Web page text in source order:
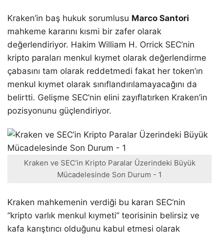
Kraken’in baş hukuk sorumlusu Marco Santori
mahkeme kararını kısmi bir zafer olarak
değerlendiriyor. Hakim William H. Orrick SEC’nin
kripto paraları menkul kıymet olarak değerlendirme
çabasını tam olarak reddetmedi fakat her token’ın
menkul kıymet olarak sınıflandırılamayacağını da
belirtti. Gelişme SEC’nin elini zayıflatırken Kraken’in
pozisyonunu güçlendiriyor.
Kraken ve SEC’in Kripto Paralar Üzerindeki Büyük
Mücadelesinde Son Durum - 1
Kraken mahkemenin verdiği bu kararı SEC’nin
“kripto varlık menkul kıymeti” teorisinin belirsiz ve
kafa karıştırıcı olduğunu kabul etmesi olarak